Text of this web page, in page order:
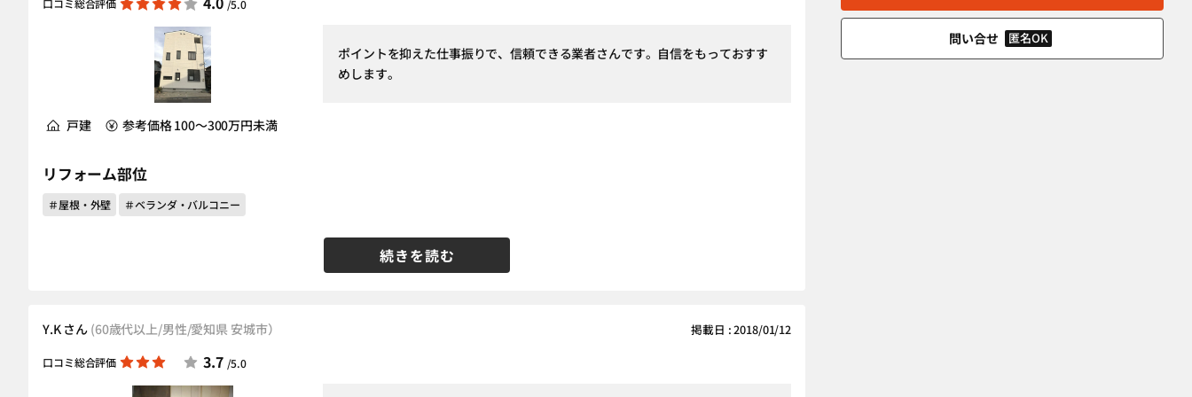
口コミ総合評価 /5.0
ポイントを抑えた仕事振りで、信頼できる業者さんです。自信をもっておすす
めします。
続きを読む
戸建 参考価格 100～300万円未満
リフォーム部位
＃屋根・外壁 ＃ベランダ・バルコニー
Y.K さん (60歳代以上/男性/愛知県 安城市） 掲載日 : 2018/01/12
口コミ総合評価 3.7 /5.0
問い合せ 匿名OK